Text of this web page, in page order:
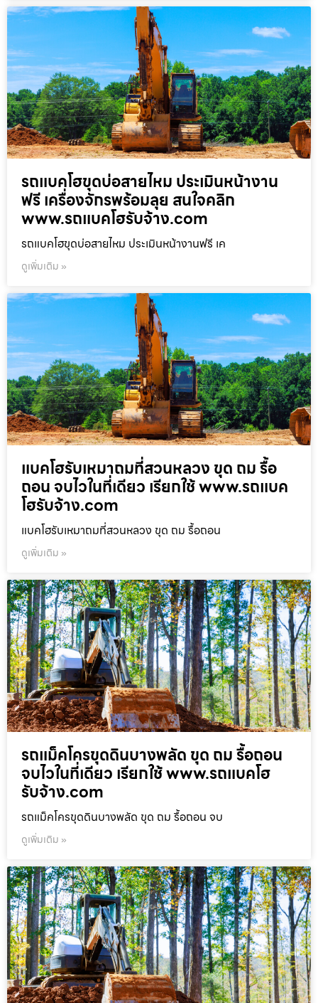
รถแบคโฮขุดบ่อสายไหม ประเมินหน้างาน
ฟรี เครื่องจักรพร้อมลุย สนใจคลิก
www.รถแบคโฮรับจ้าง.com
รถแบคโฮขุดบ่อสายไหม ประเมินหน้างานฟรี เค
ดูเพิ่มเติม »
แบคโฮรับเหมาถมที่สวนหลวง ขุด ถม รื้อ
ถอน จบไวในที่เดียว เรียกใช้ www.รถแบค
โฮรับจ้าง.com
แบคโฮรับเหมาถมที่สวนหลวง ขุด ถม รื้อถอน
ดูเพิ่มเติม »
รถแม็คโครขุดดินบางพลัด ขุด ถม รื้อถอน
จบไวในที่เดียว เรียกใช้ www.รถแบคโฮ
รับจ้าง.com
รถแม็คโครขุดดินบางพลัด ขุด ถม รื้อถอน จบ
ดูเพิ่มเติม »